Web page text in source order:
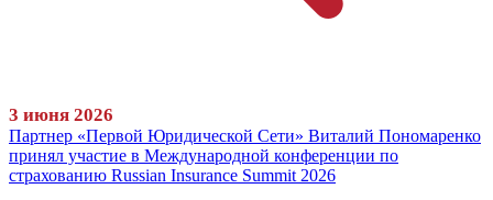
3 июня 2026
Партнер «Первой Юридической Сети» Виталий Пономаренко
принял участие в Международной конференции по
страхованию Russian Insurance Summit 2026